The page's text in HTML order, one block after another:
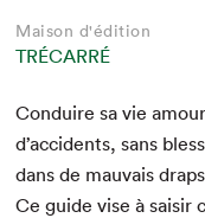
Maison d'édition
TRÉCARRÉ
Con­duire sa vie
d’accidents, sans
dans de mau­vais
Ce guide vise à saisir